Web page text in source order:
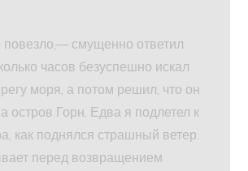
смущенно ответил
часов безуспешно искал
моря, а потом решил, что он
остров Горн. Едва я подлетел к
как поднялся страшный ветер.
перед возвращением